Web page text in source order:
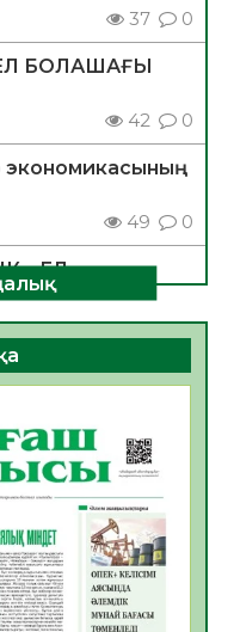
37 0
БОЛАШАҒЫ
42 0
экономикасының
49 0
– ЕЛ
47 0
иммундау
51
49